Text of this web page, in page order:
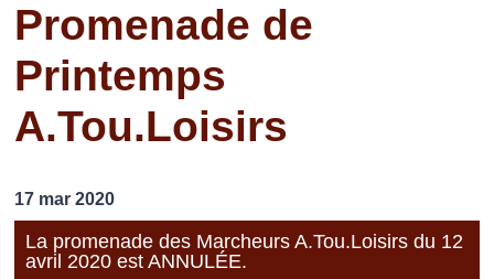
La mairie
Découvrir Pierrefitte
Vie pratique
Promenade de
Printemps
A.Tou.Loisirs
17 mar 2020
La promenade des Marcheurs A.Tou.Loisirs du 12
avril 2020 est ANNULÉE.